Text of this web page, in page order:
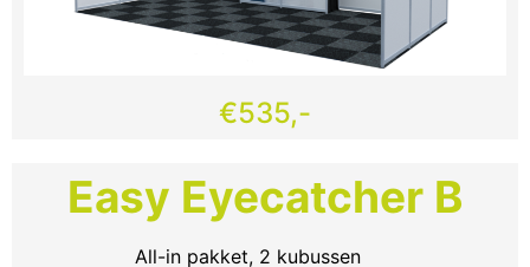
€535,-
Easy Eyecatcher B
All-in pakket, 2 kubussen